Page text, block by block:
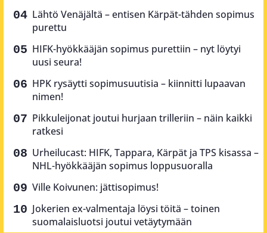
Lähtö Venäjältä – entisen Kärpät-tähden sopimus
purettu
HIFK-hyökkääjän sopimus purettiin – nyt löytyi
uusi seura!
HPK rysäytti sopimusuutisia – kiinnitti lupaavan
nimen!
Pikkuleijonat joutui hurjaan trilleriin – näin kaikki
ratkesi
Urheilucast: HIFK, Tappara, Kärpät ja TPS kisassa –
NHL-hyökkääjän sopimus loppusuoralla
Ville Koivunen: jättisopimus!
Jokerien ex-valmentaja löysi töitä – toinen
suomalaisluotsi joutui vetäytymään